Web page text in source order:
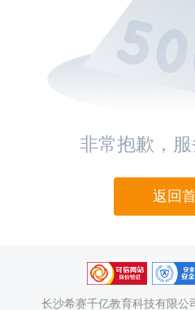
非常抱歉，
返回
长沙希赛千亿教育科技有限公